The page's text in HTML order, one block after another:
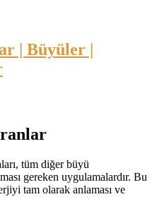
tüm diğer büyü
gereken uygulamalardır. Bu
tam olarak anlaması ve